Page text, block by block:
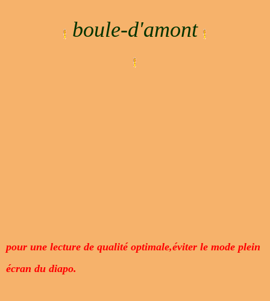
boule-d'amont
pour une lecture de qualité optimale,éviter le mode plein
écran du diapo.